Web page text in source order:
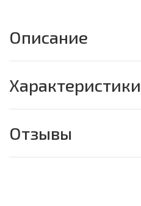
Описание
Характеристики
Отзывы